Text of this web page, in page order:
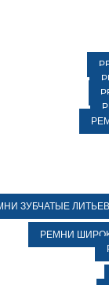
ЗУБЧАТЫЕ
РЕМНИ